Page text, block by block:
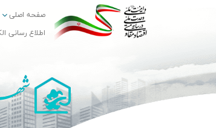
صفحه اصلی
اطلاع رسانی